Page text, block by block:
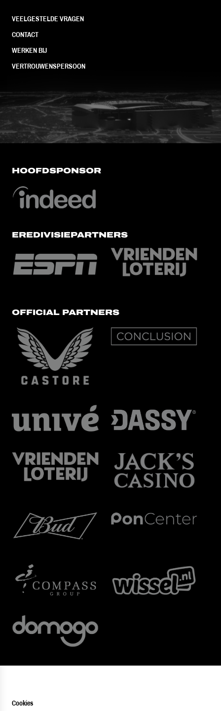
VEELGESTELDE VRAGEN
CONTACT
WERKEN BIJ
VERTROUWENSPERSOON
FC Utrecht<br>vanuit<br>het
HOOFDSPONSOR
EREDIVISIEPARTNERS
OFFICIAL PARTNERS
Cookies